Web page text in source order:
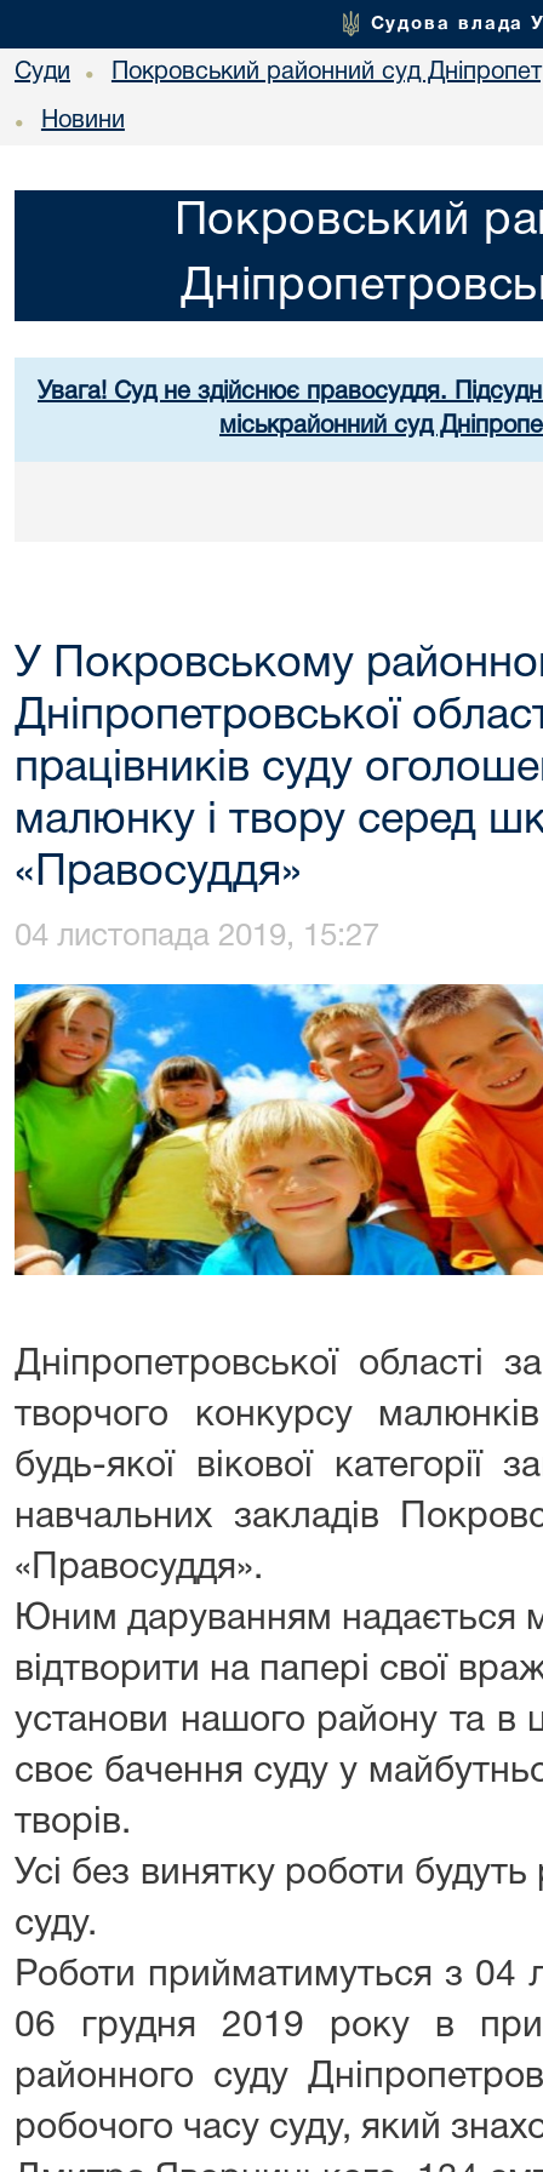
Судова влада
Суди • Покровський районний суд
• Новини
Покровський
Увага! Суд не здійснює правосуддя.
міськрайонний суд
У Покровському
Дніпропетровської
працівників суду
малюнку і твору серед
«Правосуддя»
04 листопада 2019, 15:27
Дніпропетровської області
творчого конкурсу
будь-якої вікової категорії
навчальних закладів
«Правосуддя».
Юним даруванням надається
відтворити на папері свої
установи нашого району та в
своє бачення суду у
творів.
Усі без винятку роботи
суду.
Роботи прийматимуться з 04
06 грудня 2019 року в
районного суду
робочого часу суду, який